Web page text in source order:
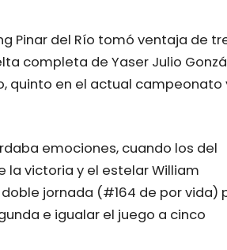
Pinar del Río tomó ventaja de
completa de Yaser Julio
quinto en el actual campeonato
emociones, cuando los del
la victoria y el estelar William
jornada (#164 de por vida)
e igualar el juego a cinco